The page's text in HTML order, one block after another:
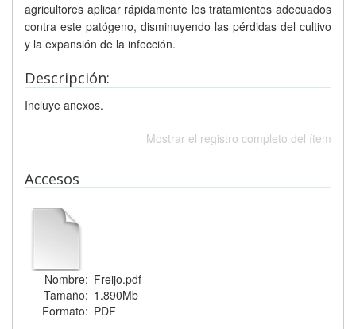
agricultores aplicar rápidamente los tratamientos adecuados
contra este patógeno, disminuyendo las pérdidas del cultivo
y la expansión de la infección.
Descripción:
Incluye anexos.
Mostrar el registro completo del ítem
Accesos
Nombre: Freijo.pdf
Tamaño: 1.890Mb
Formato: PDF